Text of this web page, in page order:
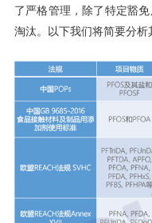
了严格管理，除了特定豁
淘汰。以下我们将简要分析